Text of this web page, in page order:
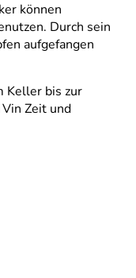
können
Durch sein
aufgefangen
Keller bis zur
Zeit und